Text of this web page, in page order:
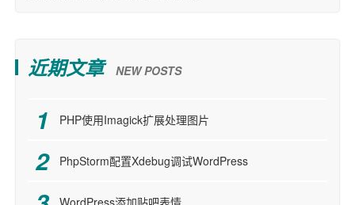
近期文章 NEW POSTS
PHP使用Imagick扩展处理图片
PhpStorm配置Xdebug调试WordPress
WordPress添加贴吧表情